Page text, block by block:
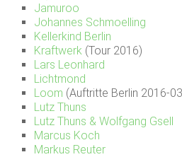
Jamuroo
Johannes Schmoelling
Kellerkind Berlin
Kraftwerk (Tour 2016)
Lars Leonhard
Lichtmond
Loom (Auftritte Berlin 2016-
Lutz Thuns
Lutz Thuns & Wolfgang Gsell
Marcus Koch
Markus Reuter